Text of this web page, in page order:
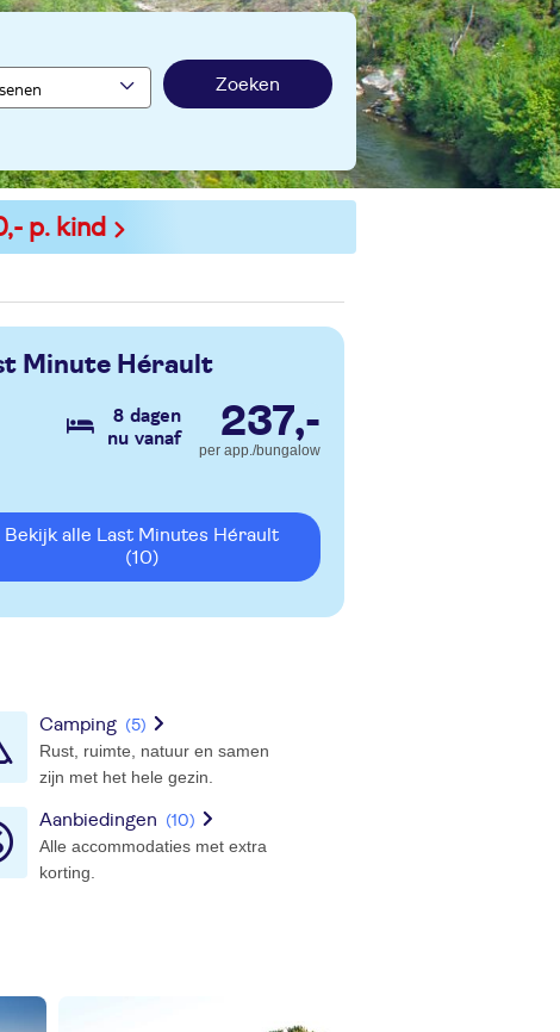
Zoeken
p. kind
Minute Hérault
8 dagen
nu vanaf
237,-
per app./bungalow
Bekijk alle Last Minutes Hérault
(10)
Camping (5)
Rust, ruimte, natuur en samen
zijn met het hele gezin.
Aanbiedingen (10)
Alle accommodaties met extra
korting.